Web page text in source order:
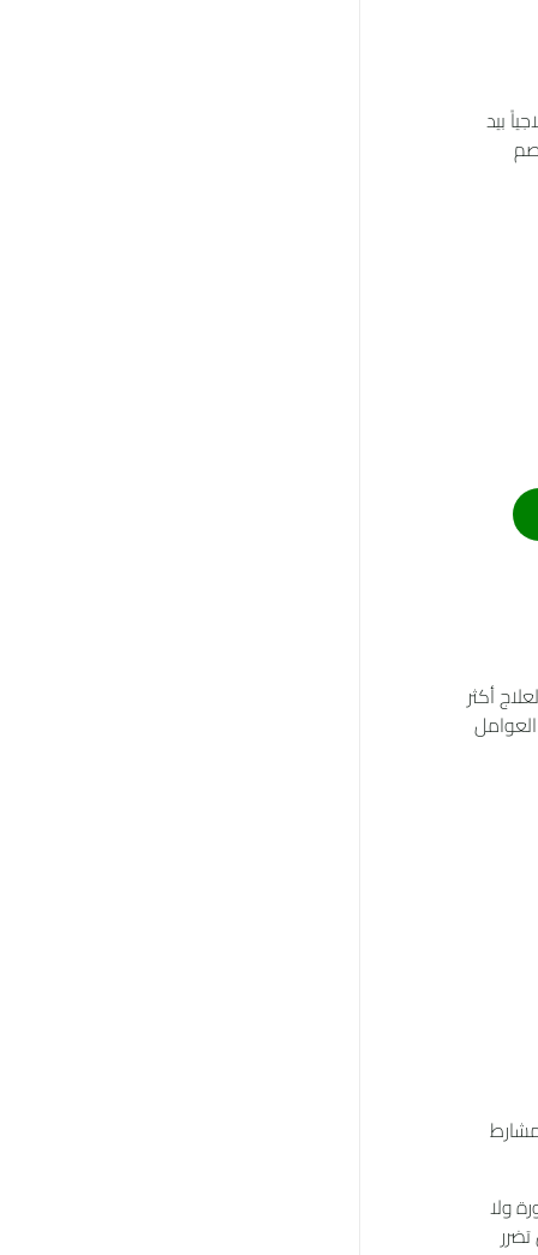
بيد
أكثر
ولا